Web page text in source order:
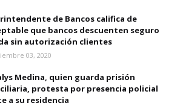
de Bancos califica de
que bancos descuenten seguro
sin autorización clientes
03, 2020
Medina, quien guarda prisión
protesta por presencia policial
a su residencia